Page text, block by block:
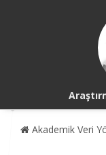
Akademik Veri